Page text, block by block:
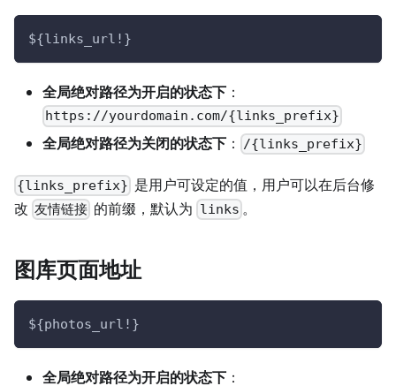
${links_url!}
全局绝对路径为开启的状态下 ：
https://yourdomain.com/{links_prefix}
全局绝对路径为关闭的状态下 ： /{links_prefix}
{links_prefix} 是用户可设定的值，用户可以在后台修
改 友情链接 的前缀，默认为 links 。
图库页面地址
${photos_url!}
全局绝对路径为开启的状态下 ：